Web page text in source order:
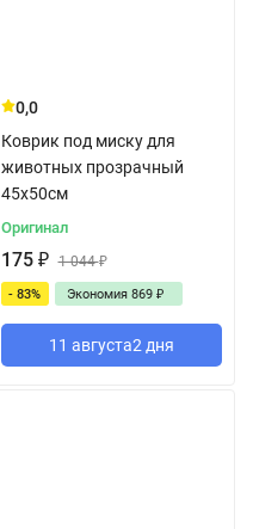
0,0
Коврик под миску для
животных прозрачный
45x50см
Оригинал
175 ₽ 1 044₽
- 83% Экономия 869 ₽
11 августа2 дня